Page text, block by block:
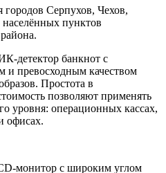
городов Серпухов, Чехов,
пунктов
детектор банкнот с
и превосходным качеством
Простота в
позволяют применять
уровня: операционных кассах,
офисах.
монитор c широким углом